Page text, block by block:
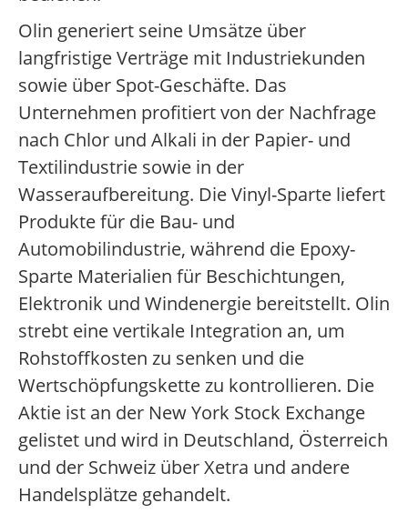
Olin generiert seine Umsätze über
langfristige Verträge mit Industriekunden
sowie über Spot-Geschäfte. Das
Unternehmen profitiert von der Nachfrage
nach Chlor und Alkali in der Papier- und
Textilindustrie sowie in der
Wasseraufbereitung. Die Vinyl-Sparte liefert
Produkte für die Bau- und
Automobilindustrie, während die Epoxy-
Sparte Materialien für Beschichtungen,
Elektronik und Windenergie bereitstellt. Olin
strebt eine vertikale Integration an, um
Rohstoffkosten zu senken und die
Wertschöpfungskette zu kontrollieren. Die
Aktie ist an der New York Stock Exchange
gelistet und wird in Deutschland, Österreich
und der Schweiz über Xetra und andere
Handelsplätze gehandelt.